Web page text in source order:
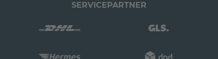
SERVICEPARTNER